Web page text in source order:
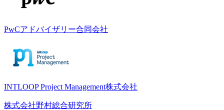
PwCアドバイザリー合同会社
INTLOOP Project Management株式会社
株式会社野村総合研究所